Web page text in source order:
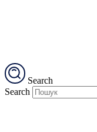
Search
Search